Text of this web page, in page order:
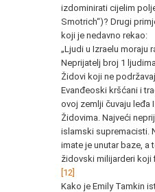
izdominirati cijelim
Smotrich“)? Drugi
koji je nedavno rekao:
„Ljudi u Izraelu moraju
Neprijatelj broj 1
Židovi koji ne
Evanđeoski kršćani i
ovoj zemlji čuvaju leđa
Židovima. Najveći
islamski supremacisti.
imate je unutar baze, a
židovski milijarderi koji
[12]
Kako je Emily Tamkin